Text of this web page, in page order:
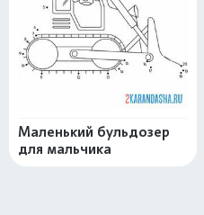
Маленький бульдозер
для мальчика